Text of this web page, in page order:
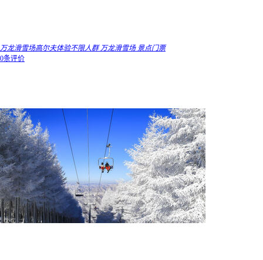
万龙滑雪场高尔夫体验不限人群 万龙滑雪场 景点门票
0条评价